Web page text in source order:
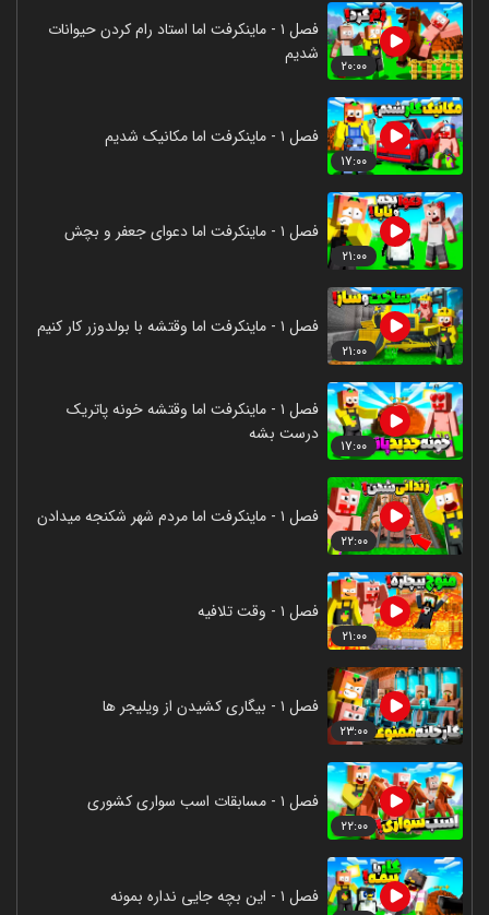
۲۰:۰۰
فصل ۱ - ماینکرفت اما استاد رام کردن حیوانات
شدیم
۱۷:۰۰
فصل ۱ - ماینکرفت اما مکانیک شدیم
۲۱:۰۰
فصل ۱ - ماینکرفت اما دعوای جعفر و بچش
۲۱:۰۰
فصل ۱ - ماینکرفت اما وقتشه با بولدوزر کار کنیم
۱۷:۰۰
فصل ۱ - ماینکرفت اما وقتشه خونه پاتریک
درست بشه
۲۲:۰۰
فصل ۱ - ماینکرفت اما مردم شهر شکنجه میدادن
۲۱:۰۰
فصل ۱ - وقت تلافیه
۲۳:۰۰
فصل ۱ - بیگاری کشیدن از ویلیجر ها
۲۲:۰۰
فصل ۱ - مسابقات اسب سواری کشوری
فصل ۱ - این بچه جایی نداره بمونه